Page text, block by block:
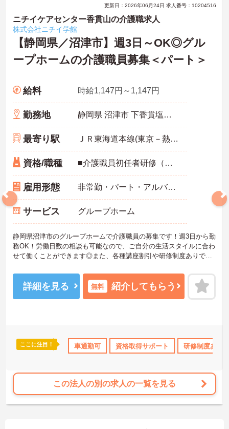
研修制度あり 産休･育休･介護休暇取得実績あり 交通費支給
更新日：2026年06月24日 求人番号：10204516
ニチイケアセンター香貫山の介護職求人
株式会社ニチイ学館
【静岡県／沼津市】週3日～OK◎グル
ープホームの介護職員募集＜パート＞
給料 時給1,147円～1,147円
勤務地 静岡県 沼津市 下香貫塩満1830-2
最寄り駅 ＪＲ東海道本線(東京－熱海)「沼津駅」バス・車9分
資格/職種 ■介護職員初任者研修（ヘルパー2級）以上必須 ■普通自動車運転免許あれば尚可
雇用形態 非常勤・パート・アルバイト
サービス グループホーム
静岡県沼津市のグループホームで介護職員の募集です！週3日から勤
務OK！労働日数の相談も可能なので、ご自分の生活スタイルに合わ
せて働くことができます◎また、各種講座割引や研修制度ありで働
イントをお伝えしますので、お気軽にご連絡ください！
詳細を見る 無料 紹介してもらう
ここに注目！ 車通勤可 資格取得サポート 研修制度あり
この法人の別の求人の一覧を見る